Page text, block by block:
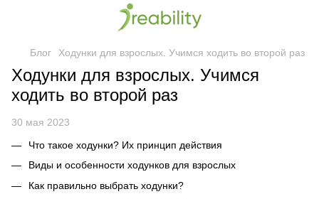
Блог Ходунки для взрослых. Учимся ходить во второй раз
Ходунки для взрослых. Учимся
ходить во второй раз
30 мая 2023
Что такое ходунки? Их принцип действия
Виды и особенности ходунков для взрослых
Как правильно выбрать ходунки?